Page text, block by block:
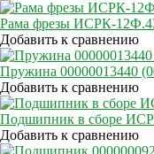
Рама фрезы ИСРК-
Добавить к сравнению
Пружина 00000013440
Добавить к сравнению
Подшипник в сборе
Добавить к сравнению